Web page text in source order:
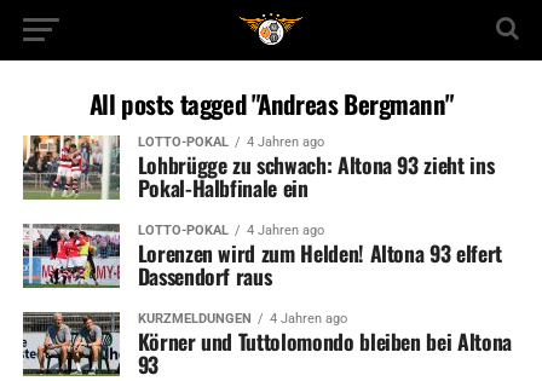
All posts tagged "Andreas Bergmann"
LOTTO-POKAL 4 Jahren ago
Lohbrügge zu schwach: Altona 93 zieht ins
Pokal-Halbfinale ein
LOTTO-POKAL 4 Jahren ago
Lorenzen wird zum Helden! Altona 93 elfert
Dassendorf raus
KURZMELDUNGEN 4 Jahren ago
Körner und Tuttolomondo bleiben bei Altona
93